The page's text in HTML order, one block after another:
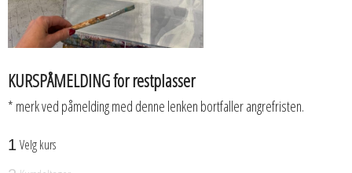
KURSPÅMELDING for restplasser
* merk ved påmelding med denne lenken bortfaller angrefristen.
1 Velg kurs